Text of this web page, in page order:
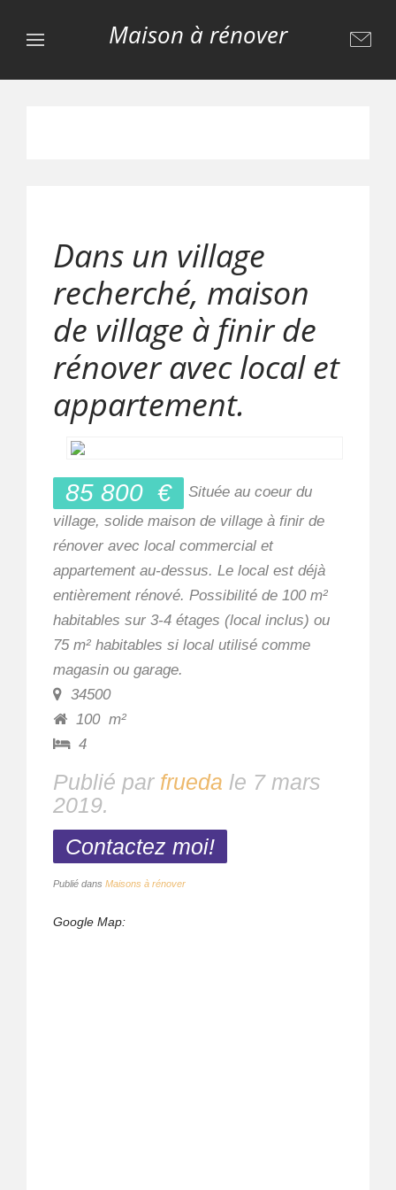
Maison à rénover
Dans un village
recherché, maison
de village à finir de
rénover avec local et
appartement.
85 800 €
Située au coeur du
village, solide maison de village à finir de
rénover avec local commercial et
appartement au-dessus. Le local est déjà
entièrement rénové. Possibilité de 100 m²
habitables sur 3-4 étages (local inclus) ou
75 m² habitables si local utilisé comme
magasin ou garage.
34500
100 m²
4
Publié par frueda le 7 mars
2019.
Contactez moi!
Publié dans Maisons à rénover
Google Map: